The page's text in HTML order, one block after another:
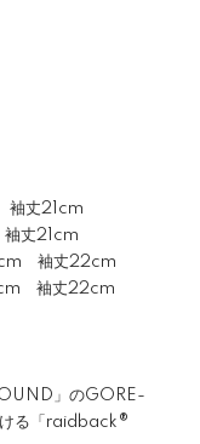
丈21cm
丈21cm
袖丈22cm
袖丈22cm
」のGORE-
る「raidback®